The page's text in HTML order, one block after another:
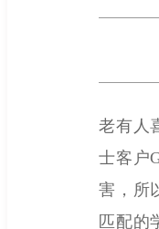
老有人
士客户
害，所
匹配的